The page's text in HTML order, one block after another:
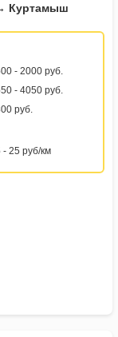
Куртамыш
- 2000 руб.
- 4050 руб.
руб.
- 25 руб/км